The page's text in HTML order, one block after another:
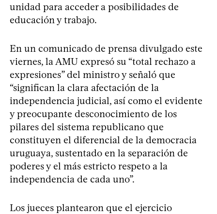
unidad para acceder a posibilidades de
educación y trabajo.
En un comunicado de prensa divulgado este
viernes, la AMU expresó su “total rechazo a
expresiones” del ministro y señaló que
“significan la clara afectación de la
independencia judicial, así como el evidente
y preocupante desconocimiento de los
pilares del sistema republicano que
constituyen el diferencial de la democracia
uruguaya, sustentado en la separación de
poderes y el más estricto respeto a la
independencia de cada uno”.
Los jueces plantearon que el ejercicio